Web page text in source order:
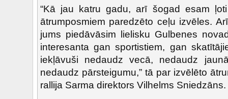
“Kā jau katru gadu, arī šogad esam
ātrumposmiem paredzēto ceļu izvēles.
jums piedāvāsim lielisku Gulbenes
interesanta gan sportistiem, gan
iekļāvuši nedaudz vecā, nedaudz
nedaudz pārsteigumu,” tā par izvēlēto
rallija Sarma direktors Vilhelms Sniedzāns.